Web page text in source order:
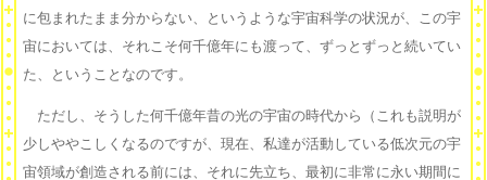
に包まれたまま分からない、というような宇宙科学の状況が、この宇
宙においては、それこそ何千億年にも渡って、ずっとずっと続いてい
た、ということなのです。
ただし、そうした何千億年昔の光の宇宙の時代から（これも説明が
少しややこしくなるのですが、現在、私達が活動している低次元の宇
宙領域が創造される前には、それに先立ち、最初に非常に永い期間に